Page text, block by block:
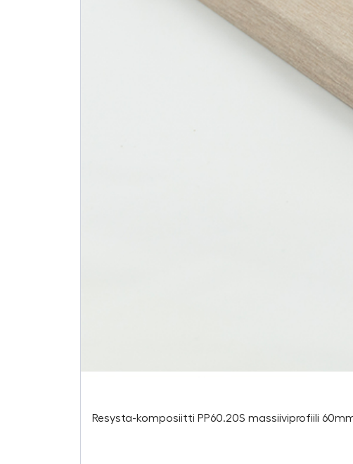
Resysta-komposiitti PP60.20S massiiviprofiili